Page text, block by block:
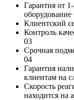
Гарантия от
оборудование
Клиентский
Контроль
03
Срочная
04
Гарантия
клиентам на
Скорость
находится на